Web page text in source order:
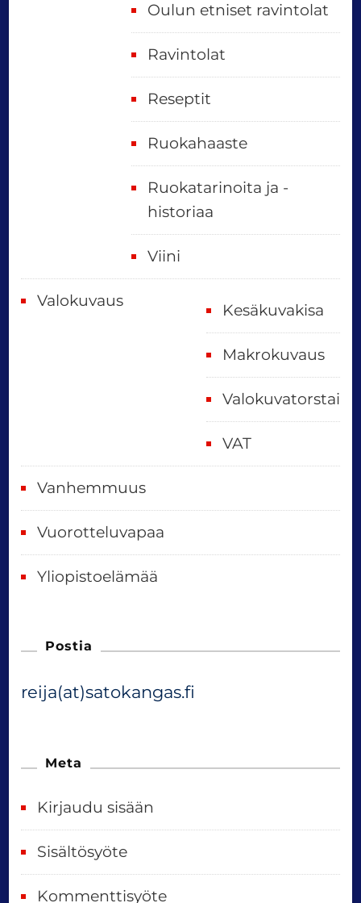
Oulun etniset ravintolat
Ravintolat
Reseptit
Ruokahaaste
Ruokatarinoita ja -
historiaa
Viini
Valokuvaus
Kesäkuvakisa
Makrokuvaus
Valokuvatorstai
VAT
Vanhemmuus
Vuorotteluvapaa
Yliopistoelämää
Postia
reija(at)satokangas.fi
Meta
Kirjaudu sisään
Sisältösyöte
Kommenttisyöte